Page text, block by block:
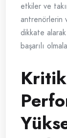
etkiler ve
antrenörlerin
dikkate
başarılı